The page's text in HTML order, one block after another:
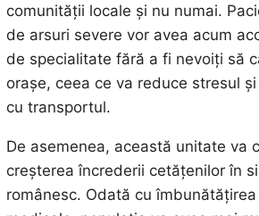
comunității locale și nu numai.
de arsuri severe vor avea acum
de specialitate fără a fi nevoiți să
orașe, ceea ce va reduce stresul
cu transportul.
De asemenea, această unitate va
creșterea încrederii cetățenilor în
românesc. Odată cu